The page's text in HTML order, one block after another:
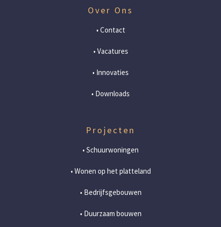
Over Ons
• Contact
• Vacatures
• Innovaties
• Downloads
Projecten
• Schuurwoningen
• Wonen op het platteland
• Bedrijfsgebouwen
• Duurzaam bouwen